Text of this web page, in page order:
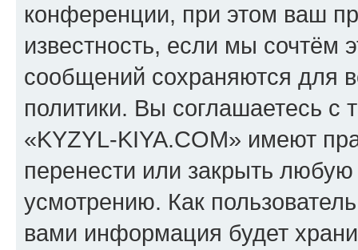
конференции, при этом ваш
известность, если мы сочтём
сообщений сохраняются для
политики. Вы соглашаетесь
«KYZYL-KIYA.COM» имеют
перенести или закрыть
усмотрению. Как
вами информация будет